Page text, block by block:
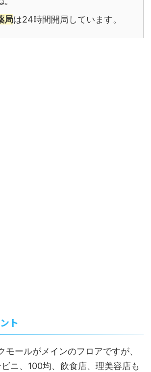
局は24時間開局しています。
ト
モールがメインのフロアですが、
ニ、100均、飲食店、理美容店も